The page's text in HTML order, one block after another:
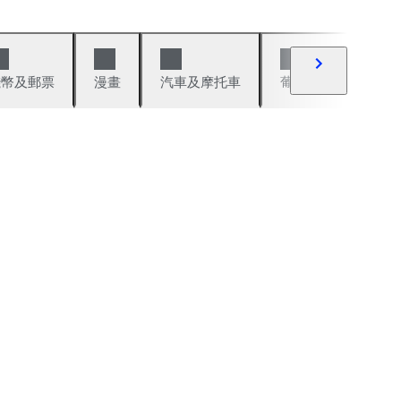
及郵票 漫畫 汽車及摩托車 葡萄酒與烈酒